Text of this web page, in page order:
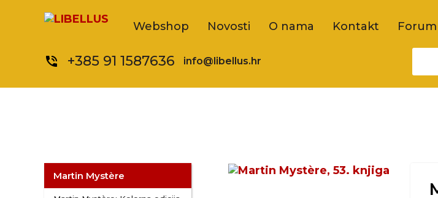
Webshop Novosti O nama Kontakt Forum
phone_in_talk +385 91 1587636 info@libellus.hr
Martin Mystère